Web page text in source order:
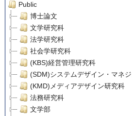
Public
博士論文
文学研究科
法学研究科
社会学研究科
(KBS)経営管理研究科
(SDM)システムデザイン・マネ
(KMD)メディアデザイン研究科
法務研究科
文学部